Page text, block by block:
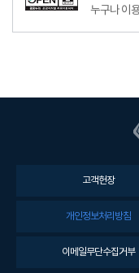
누구나 이
고객헌장
개인정보처리방침
이메일무단수집거부